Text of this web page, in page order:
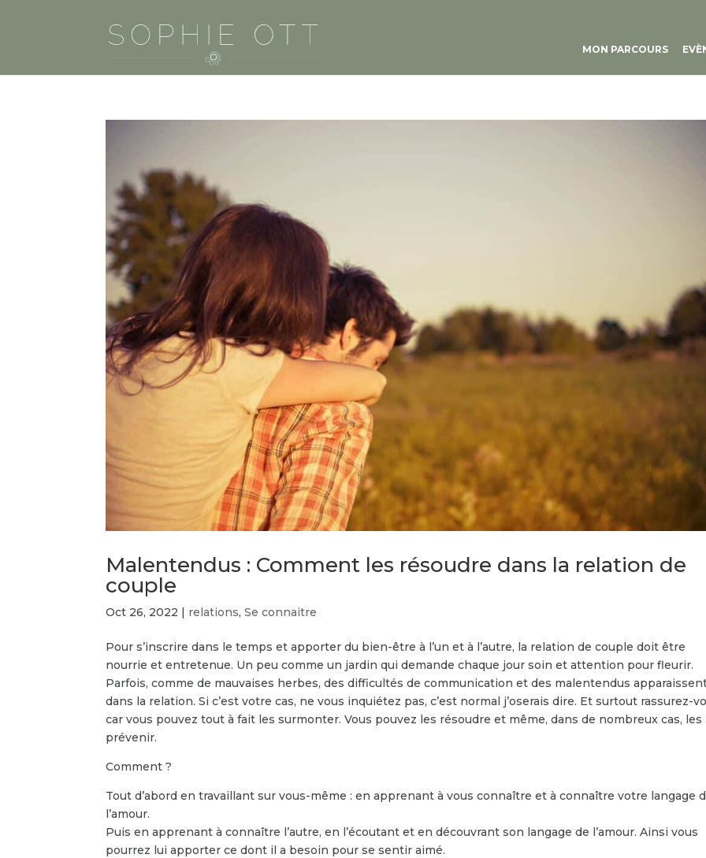
MON PARCOURS
Malentendus : Comment les résoudre dans la relation de
couple
Oct 26, 2022 | relations,Se connaitre
Pour s’inscrire dans le temps et apporter du bien-être à l’un et à l’autre, la relation de couple doit être
nourrie et entretenue. Un peu comme un jardin qui demande chaque jour soin et attention pour fleurir.
Parfois, comme de mauvaises herbes, des difficultés de communication et des malentendus
dans la relation. Si c’est votre cas, ne vous inquiétez pas, c’est normal j’oserais dire. Et surtout rassurez-
car vous pouvez tout à fait les surmonter. Vous pouvez les résoudre et même, dans de nombreux cas, les
prévenir.
Comment ?
Tout d’abord en travaillant sur vous-même : en apprenant à vous connaître et à connaître votre langage
l’amour.
Puis en apprenant à connaître l’autre, en l’écoutant et en découvrant son langage de l’amour. Ainsi vous
pourrez lui apporter ce dont il a besoin pour se sentir aimé.